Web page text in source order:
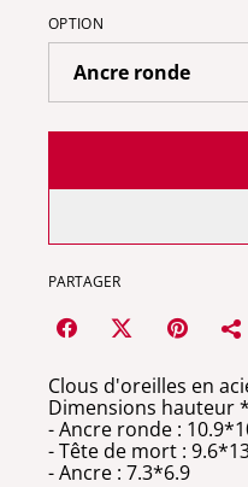
OPTION
PARTAGER
Clous d'oreilles en
Dimensions hauteur
- Ancre ronde :
- Tête de mort :
- Ancre : 7.3*6.9